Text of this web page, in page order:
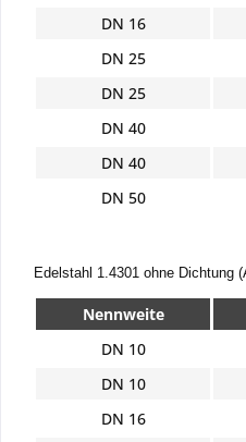
DN 16
DN 25
DN 25
DN 40
DN 40
DN 50
Edelstahl 1.4301 ohne Dichtung
Nennweite
DN 10
DN 10
DN 16